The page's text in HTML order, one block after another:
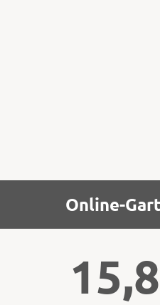
Online-